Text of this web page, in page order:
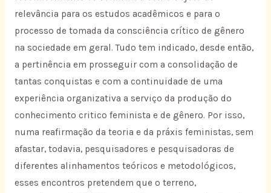
relevância para os estudos acadêmicos e para o
processo de tomada da consciência crítico de gênero
na sociedade em geral. Tudo tem indicado, desde então,
a pertinência em prosseguir com a consolidação de
tantas conquistas e com a continuidade de uma
experiência organizativa a serviço da produção do
conhecimento critico feminista e de gênero. Por isso,
numa reafirmação da teoria e da práxis feministas, sem
afastar, todavia, pesquisadores e pesquisadoras de
diferentes alinhamentos teóricos e metodológicos,
esses encontros pretendem que o terreno,